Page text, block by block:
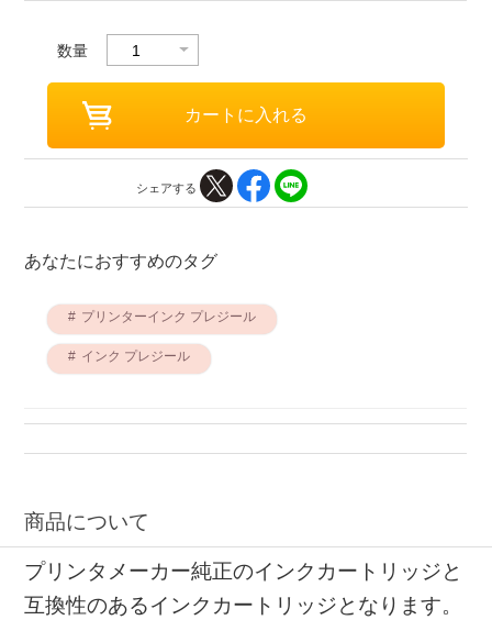
数量
シェアする
あなたにおすすめのタグ
プリンターインク プレジール
インク プレジール
商品について
プリンタメーカー純正のインクカートリッジと
互換性のあるインクカートリッジとなります。